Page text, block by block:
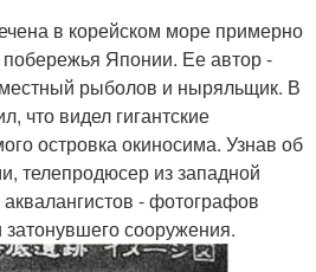
в корейском море примерно
Японии. Ее автор -
рыболов и ныряльщик. В
что видел гигантские
островка окиносима. Узнав об
телепродюсер из западной
- фотографов
сооружения.